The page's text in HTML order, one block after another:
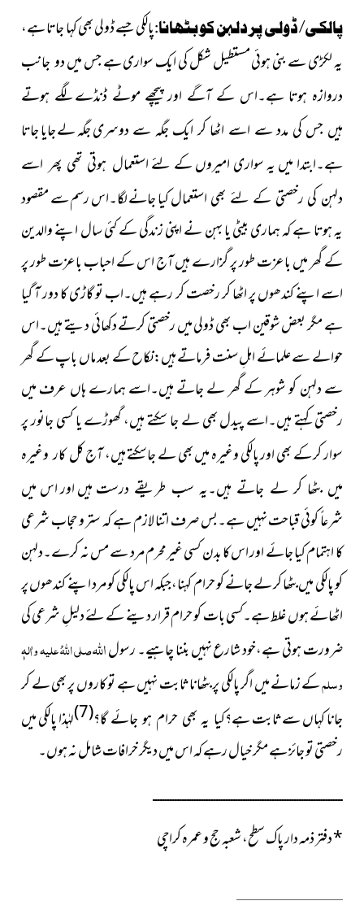
پالکی/ ڈولی پر دلہن کو بٹھانا:پالکی جسے ڈولی بھی کہا جاتا ہے،
یہ لکڑی سے بنی ہوئی مستطیل شکل کی ایک سواری ہے جس میںدو جانب
دروازہ ہوتا ہے۔اس کے آگے اور پیچھے موٹے ڈنڈےلگے ہوتے
ہیں جس کی مدد سے اسے اٹھا کر ایک جگہ سے دوسریجگہ لے جایا جاتا
ہے۔ابتدا میں یہ سواری امیروں کے لئےاستعمال ہوتی تھی پھر اسے
دلہن کی رخصتی کے لئے بھی استعمالکیا جانے لگا۔اس رسم سے مقصود
یہ ہوتا ہے کہ ہماری بیٹی یا بہن نے اپنی زندگی کے کئی سال اپنے والدین
کے گھر میں باعزت طور پر گزارے ہیں آج اس کے احباب باعزت طور پر
اسے اپنے کندھوں پر اٹھا کر رخصت کر رہے ہیں۔اب تو گاڑی کا دور آ گیا
ہے مگر بعض شوقین اب بھی ڈولی میں رخصتی کرتے دکھائی دیتے ہیں۔اس
حوالے سے علمائے اہلِ سنت فرماتے ہیں:نکاح کے بعد ماں باپ کے گھر
سے دلہن کو شوہر کے گھر لے جاتے ہیں۔اسے ہمارے ہاں عرف میں
رخصتی کہتے ہیں۔اسے پیدل بھی لے جا سکتے ہیں، گھوڑے یا کسی جانور پر
سوار کر کے بھی اور پالکی وغیرہ میں بھی لے جاسکتے ہیں، آجکل کار وغیرہ
میں بٹھا کر لے جاتے ہیں۔یہ سب طریقے درست ہیں اور اس میں
شرعاً کوئی قباحت نہیں ہے۔بس صرف اتنا لازم ہے کہ ستر و حجاب شرعی
کا اہتمام کیا جائے اور اس کا بدن کسی غیرمحرم مرد سے مس نہ کرے۔دلہن
کو پالکی میں بٹھا کر لے جانے کو حرام کہنا،جبکہ اس پالکی کو مرد اپنے کندھوں پر
اٹھائے ہوں غلط ہے۔کسی بات کو حرام قرار دینے کے لئے دلیلِ شرعی کی
ضرورت ہوتی ہے،خود شارع نہیں بننا چاہیے۔ رسولاللہصلی اللہُ علیہ واٰلہٖ
وسلمکے زمانے میں اگر پالکی پر بٹھانا ثابت نہیں ہے تو کاروں پر بھی لے کر
جانا کہاں سے ثابتہے؟کیا یہ بھی حرام ہو جائے گا؟(7) لہٰذا پالکی میں
رخصتیتو جائز ہے مگر خیال رہے کہ اس میں دیگر خرافات شامل نہ ہوں۔
ــــــــــــــــــــــــــــــــــــــــــــــــــــــــــــــــــــــــــــــ
*دفتر ذمہ دار پاک سطح، شعبہ حج و عمرہ کراچی